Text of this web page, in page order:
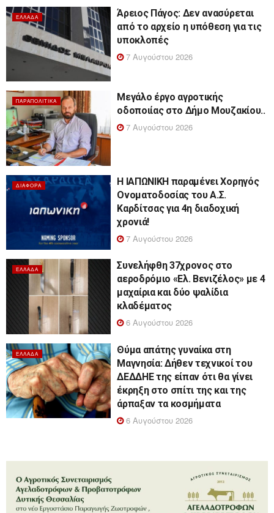
ΕΛΛΆΔΑ
Άρειος Πάγος: Δεν ανασύρεται
από το αρχείο η υπόθεση για τις
υποκλοπές
7 Αυγούστου 2026
ΠΑΡΑΠΟΛΙΤΙΚΆ
Μεγάλο έργο αγροτικής
οδοποιίας στο Δήμο Μουζακίου..
7 Αυγούστου 2026
ΔΙΆΦΟΡΑ
Η ΙΑΠΩΝΙΚΗ παραμένει Χορηγός
Ονοματοδοσίας του Α.Σ.
Καρδίτσας για 4η διαδοχική
χρονιά!
7 Αυγούστου 2026
ΕΛΛΆΔΑ
Συνελήφθη 37χρονος στο
αεροδρόμιο «Ελ. Βενιζέλος» με 4
μαχαίρια και δύο ψαλίδια
κλαδέματος
6 Αυγούστου 2026
ΕΛΛΆΔΑ
Θύμα απάτης γυναίκα στη
Μαγνησία: Δήθεν τεχνικοί του
ΔΕΔΔΗΕ της είπαν ότι θα γίνει
έκρηξη στο σπίτι της και της
άρπαξαν τα κοσμήματα
6 Αυγούστου 2026